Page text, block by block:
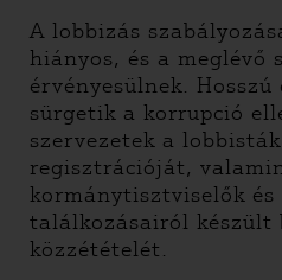
A lobbizás
hiányos, és a meglévő
érvényesülnek.
sürgetik a korrupció
szervezetek a
regisztrációját,
kormánytisztviselők
találkozásairól készült
közzétételét.